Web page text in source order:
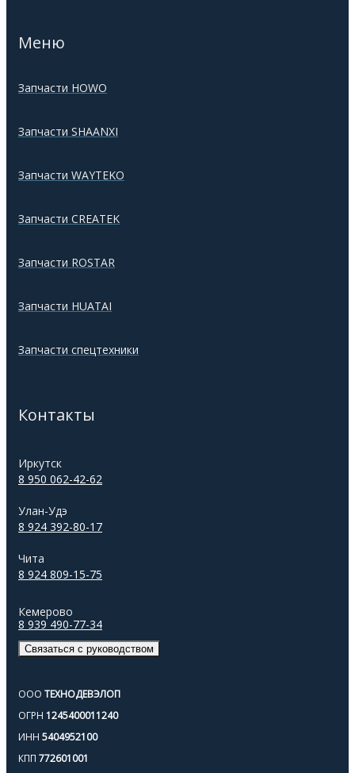
Меню
Запчасти HOWO
Запчасти SHAANXI
Запчасти WAYTEKO
Запчасти CREATEK
Запчасти ROSTAR
Запчасти HUATAI
Запчасти спецтехники
Контакты
Иркутск
8 950 062-42-62
Улан-Удэ
8 924 392-80-17
Чита
8 924 809-15-75
Кемерово
8 939 490-77-34
Связаться с руководством
ООО ТЕХНОДЕВЭЛОП
ОГРН 1245400011240
ИНН 5404952100
КПП 772601001